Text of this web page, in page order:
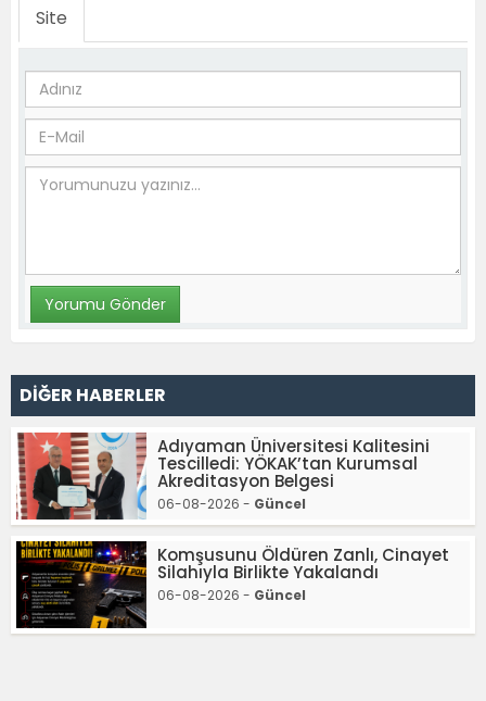
Site
DİĞER HABERLER
Adıyaman Üniversitesi Kalitesini
Tescilledi: YÖKAK’tan Kurumsal
Akreditasyon Belgesi
06-08-2026 - Güncel
Komşusunu Öldüren Zanlı, Cinayet
Silahıyla Birlikte Yakalandı
06-08-2026 - Güncel